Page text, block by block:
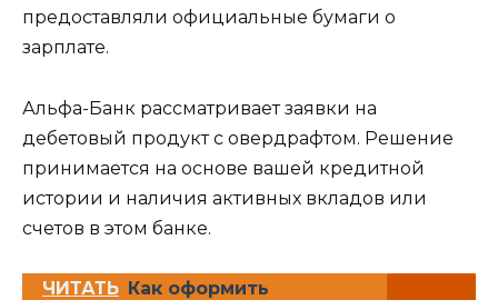
предоставляли официальные бумаги о
зарплате.
Альфа-Банк рассматривает заявки на
дебетовый продукт с овердрафтом. Решение
принимается на основе вашей кредитной
истории и наличия активных вкладов или
счетов в этом банке.
ЧИТАТЬ Как оформить